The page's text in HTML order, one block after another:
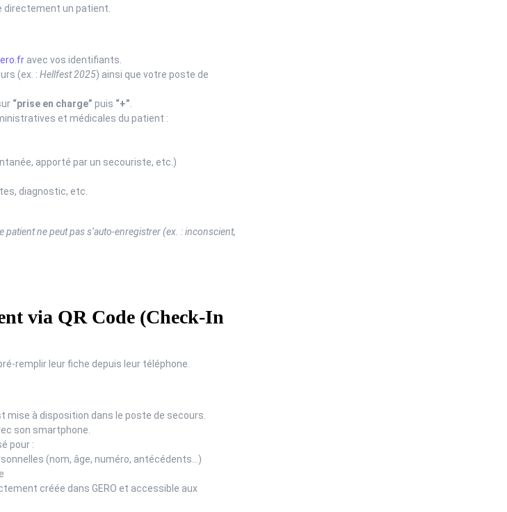
directement un patient.
avec vos identifiants.
(ex. : Hellfest 2025) ainsi que votre poste de
“prise en charge” puis “+”
et médicales du patient :
apporté par un secouriste, etc.)
diagnostic, etc.
patient ne peut pas s’auto-enregistrer (ex. : inconscient,
via QR Code (Check-In
remplir leur fiche depuis leur téléphone.
mise à disposition dans le poste de secours.
son smartphone.
pour :
(nom, âge, numéro, antécédents…)
créée dans GERO et accessible aux